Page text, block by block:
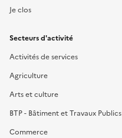
Je clos
Secteurs d'activité
Activités de services
Agriculture
Arts et culture
BTP - Bâtiment et Travaux Publics
Commerce